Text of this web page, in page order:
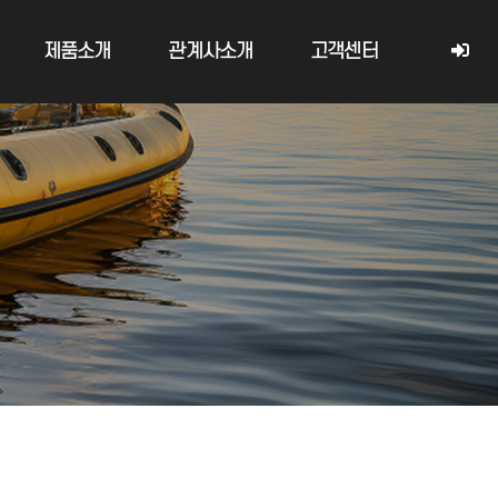
제품소개 관계사소개 고객센터